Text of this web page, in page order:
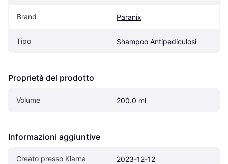
Brand Paranix
Tipo Shampoo Antipediculosi
Proprietà del prodotto
Volume 200.0 ml
Informazioni aggiuntive
Creato presso Klarna 2023-12-12